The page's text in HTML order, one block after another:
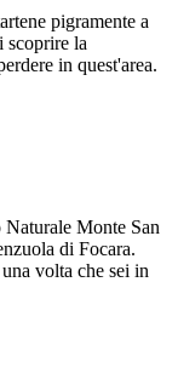
pigramente a
scoprire la
in quest'area.
Monte San
di Focara.
volta che sei in